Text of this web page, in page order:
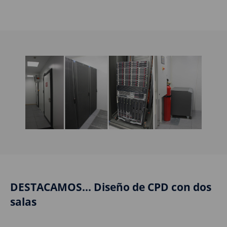
DESTACAMOS... Diseño de CPD con dos
salas